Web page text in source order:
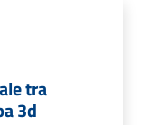
tra
3d